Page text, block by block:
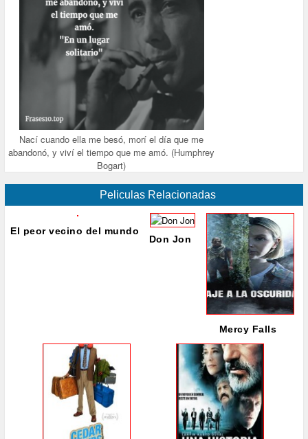
Nací cuando ella me besó, morí el día que me
abandonó, y viví el tiempo que me amó. (Humphrey
Bogart)
Peliculas Relacionadas
El peor vecino del mundo
Don Jon
Mercy Falls